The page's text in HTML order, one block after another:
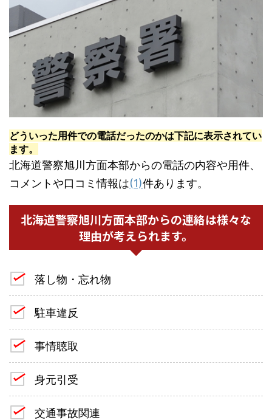
どういった用件での電話だったのかは下記に表示されてい
ます。
北海道警察旭川方面本部からの電話の内容や用件、
コメントや口コミ情報は(1)件あります。
北海道警察旭川方面本部からの連絡は様々な
理由が考えられます。
落し物・忘れ物
駐車違反
事情聴取
身元引受
交通事故関連